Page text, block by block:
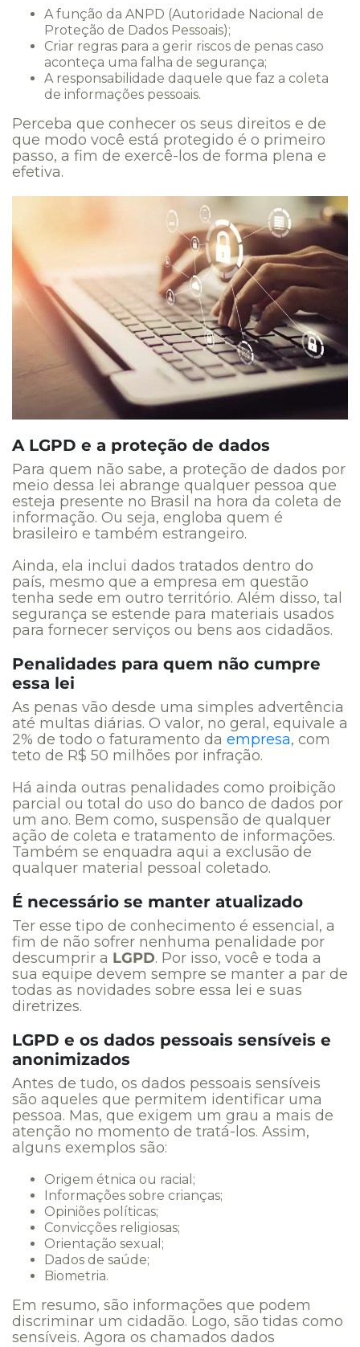
A função da ANPD (Autoridade Nacional de
Proteção de Dados Pessoais);
Criar regras para a gerir riscos de penas caso
aconteça uma falha de segurança;
A responsabilidade daquele que faz a coleta
de informações pessoais.
Perceba que conhecer os seus direitos e de
que modo você está protegido é o primeiro
passo, a fim de exercê-los de forma plena e
efetiva.
A LGPD e a proteção de dados
Para quem não sabe, a proteção de dados por
meio dessa lei abrange qualquer pessoa que
esteja presente no Brasil na hora da coleta de
informação. Ou seja, engloba quem é
brasileiro e também estrangeiro.
Ainda, ela inclui dados tratados dentro do
país, mesmo que a empresa em questão
tenha sede em outro território. Além disso, tal
segurança se estende para materiais usados
para fornecer serviços ou bens aos cidadãos.
Penalidades para quem não cumpre
essa lei
As penas vão desde uma simples advertência
até multas diárias. O valor, no geral, equivale a
2% de todo o faturamento da empresa, com
teto de R$ 50 milhões por infração.
Há ainda outras penalidades como proibição
parcial ou total do uso do banco de dados por
um ano. Bem como, suspensão de qualquer
ação de coleta e tratamento de informações.
Também se enquadra aqui a exclusão de
qualquer material pessoal coletado.
É necessário se manter atualizado
Ter esse tipo de conhecimento é essencial, a
fim de não sofrer nenhuma penalidade por
descumprir a LGPD. Por isso, você e toda a
sua equipe devem sempre se manter a par de
todas as novidades sobre essa lei e suas
diretrizes.
LGPD e os dados pessoais sensíveis e
anonimizados
Antes de tudo, os dados pessoais sensíveis
são aqueles que permitem identificar uma
pessoa. Mas, que exigem um grau a mais de
atenção no momento de tratá-los. Assim,
alguns exemplos são:
Origem étnica ou racial;
Informações sobre crianças;
Opiniões políticas;
Convicções religiosas;
Orientação sexual;
Dados de saúde;
Biometria.
Em resumo, são informações que podem
discriminar um cidadão. Logo, são tidas como
sensíveis. Agora os chamados dados